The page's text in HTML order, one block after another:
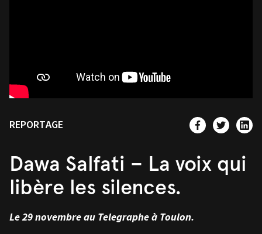
REPORTAGE
Dawa Salfati – La voix qui
libère les silences.
Le 29 novembre au Telegraphe à Toulon.